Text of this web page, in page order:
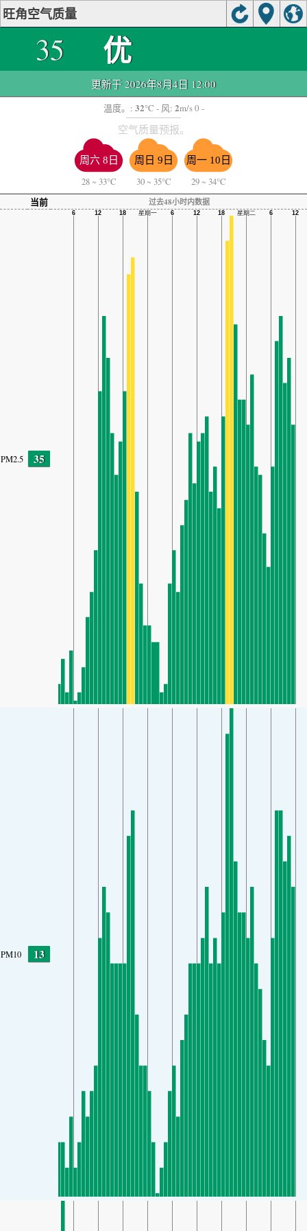
旺角空气质量
35 优
更新于 2026年8月4日 12:00
温度。: 32°C - 风: 2m/s 0 -
空气质量预报。
周六 8日
28 ~ 33°C
周日 9日
30 ~ 35°C
周一 10日
29 ~ 34°C
当前
过去48小时内数据
PM2.5 35
PM10 13